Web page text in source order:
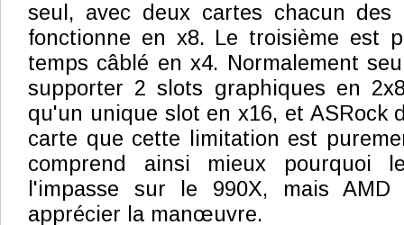
seul, avec deux cartes chacun des
fonctionne en x8. Le troisième est
temps câblé en x4. Normalement
supporter 2 slots graphiques en
qu'un unique slot en x16, et ASRock
carte que cette limitation est
comprend ainsi mieux pourquoi
l'impasse sur le 990X, mais
apprécier la manœuvre.